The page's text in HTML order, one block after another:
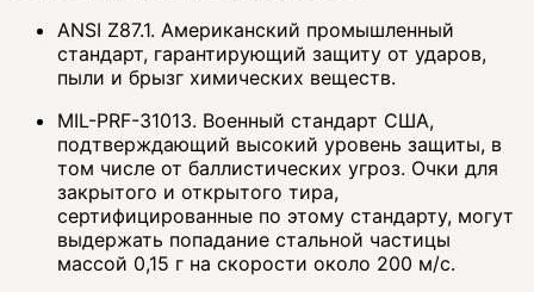
ANSI Z87.1. Американский промышленный
стандарт, гарантирующий защиту от ударов,
пыли и брызг химических веществ.
MIL-PRF-31013. Военный стандарт США,
подтверждающий высокий уровень защиты, в
том числе от баллистических угроз. Очки для
закрытого и открытого тира,
сертифицированные по этому стандарту, могут
выдержать попадание стальной частицы
массой 0,15 г на скорости около 200 м/с.